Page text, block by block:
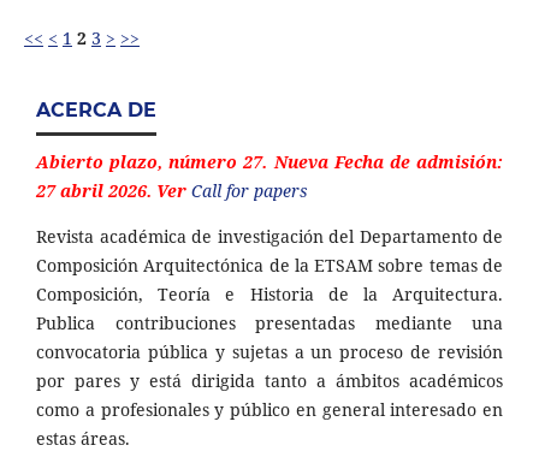
<< < 1 2 3 > >>
ACERCA DE
Abierto plazo, número 27. Nueva Fecha de admisión:
27 abril 2026. Ver Call for papers
Revista académica de investigación del Departamento de
Composición Arquitectónica de la ETSAM sobre temas de
Composición, Teoría e Historia de la Arquitectura.
Publica contribuciones presentadas mediante una
convocatoria pública y sujetas a un proceso de revisión
por pares y está dirigida tanto a ámbitos académicos
como a profesionales y público en general interesado en
estas áreas.